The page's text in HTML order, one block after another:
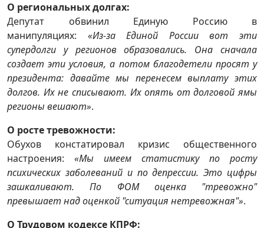
О региональных долгах:
Депутат обвинил Единую Россию в
манипуляциях: «Из-за Единой России вот эти
супердолги у регионов образовались. Она сначала
создает эти условия, а потом благодетели просят у
президента: давайте мы перенесем выплату этих
долгов. Их не списывают. Их опять от долговой ямы
регионы вешают».
О росте тревожности:
Обухов констатировал кризис общественного
настроения: «Мы имеем статистику по росту
психических заболеваний и по депрессии. Это цифры
зашкаливают. По ФОМ оценка "тревожно"
превышает над оценкой "ситуация нетревожная"».
О Трудовом кодексе КПРФ: